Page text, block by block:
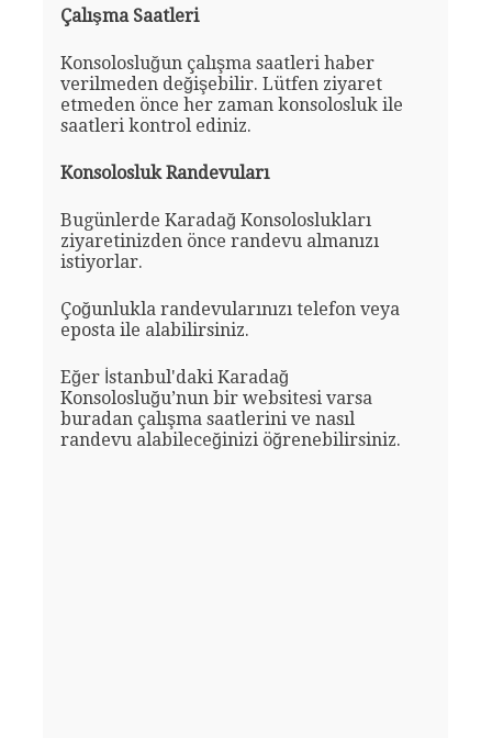
Çalışma Saatleri
Konsolosluğun çalışma saatleri haber
verilmeden değişebilir. Lütfen ziyaret
etmeden önce her zaman konsolosluk ile
saatleri kontrol ediniz.
Konsolosluk Randevuları
Bugünlerde Karadağ Konsoloslukları
ziyaretinizden önce randevu almanızı
istiyorlar.
Çoğunlukla randevularınızı telefon veya
eposta ile alabilirsiniz.
Eğer İstanbul'daki Karadağ
Konsolosluğu’nun bir websitesi varsa
buradan çalışma saatlerini ve nasıl
randevu alabileceğinizi öğrenebilirsiniz.